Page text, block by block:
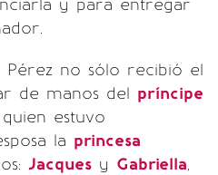
y para entregar
Pérez no sólo recibió el
de manos del príncipe
quien estuvo
la princesa
Jacques y Gabriella,